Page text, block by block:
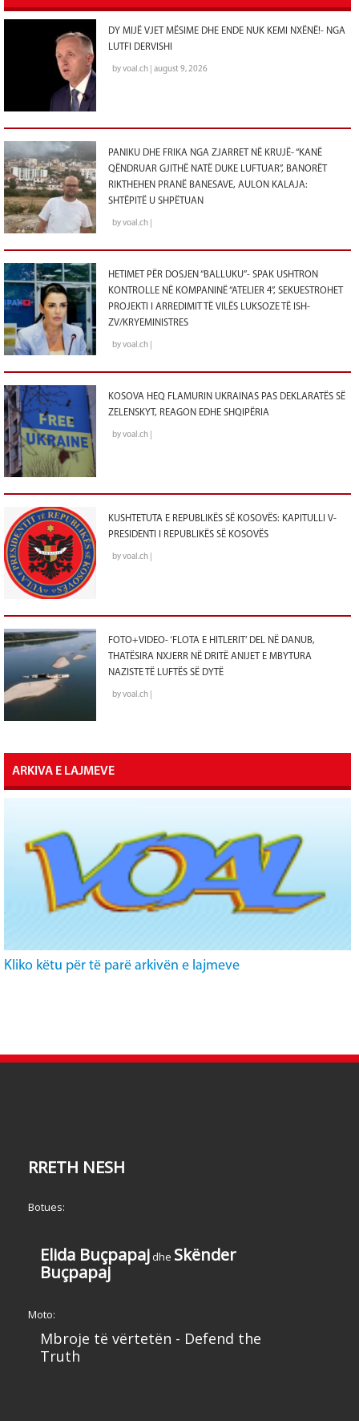
DY MIJË VJET MËSIME DHE ENDE NUK KEMI NXËNË!- NGA
LUTFI DERVISHI
by voal.ch | august 9, 2026
PANIKU DHE FRIKA NGA ZJARRET NË KRUJË- “KANË
QËNDRUAR GJITHË NATË DUKE LUFTUAR”, BANORËT
RIKTHEHEN PRANË BANESAVE, AULON KALAJA:
SHTËPITË U SHPËTUAN
by voal.ch |
HETIMET PËR DOSJEN “BALLUKU”- SPAK USHTRON
KONTROLLE NË KOMPANINË “ATELIER 4”, SEKUESTROHET
PROJEKTI I ARREDIMIT TË VILËS LUKSOZE TË ISH-
ZV/KRYEMINISTRES
by voal.ch |
KOSOVA HEQ FLAMURIN UKRAINAS PAS DEKLARATËS SË
ZELENSKYT, REAGON EDHE SHQIPËRIA
by voal.ch |
KUSHTETUTA E REPUBLIKËS SË KOSOVËS: KAPITULLI V-
PRESIDENTI I REPUBLIKËS SË KOSOVËS
by voal.ch |
FOTO+VIDEO- ‘FLOTA E HITLERIT’ DEL NË DANUB,
THATËSIRA NXJERR NË DRITË ANIJET E MBYTURA
NAZISTE TË LUFTËS SË DYTË
by voal.ch |
ARKIVA E LAJMEVE
Kliko këtu për të parë arkivën e lajmeve
RRETH NESH
Botues:
Elida Buçpapaj dhe Skënder
Buçpapaj
Moto:
Mbroje të vërtetën - Defend the
Truth